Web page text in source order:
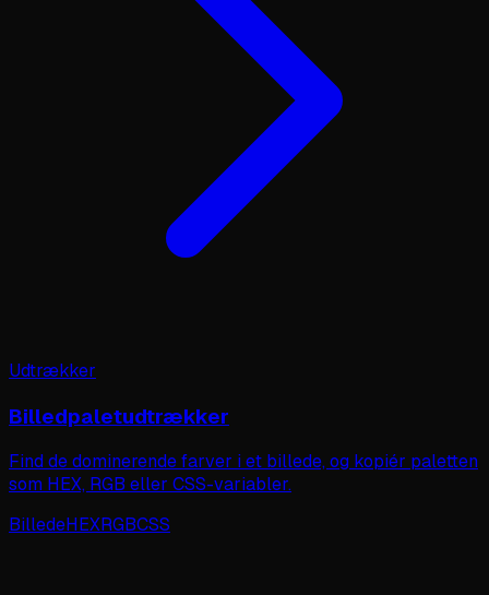
Udtrækker
Billedpaletudtrækker
Find de dominerende farver i et billede, og kopiér paletten
som HEX, RGB eller CSS-variabler.
BilledeHEXRGBCSS